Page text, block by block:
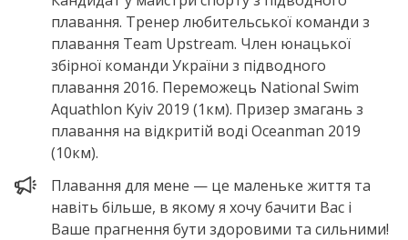
плавання. Тренер любительської команди з
плавання Team Upstream. Член юнацької
збірної команди України з підводного
плавання 2016. Переможець National Swim
Aquathlon Kyiv 2019 (1км). Призер змагань з
плавання на відкритій воді Oceanman 2019
(10км).
Плавання для мене — це маленьке життя та
навіть більше, в якому я хочу бачити Вас і
Ваше прагнення бути здоровими та сильними!